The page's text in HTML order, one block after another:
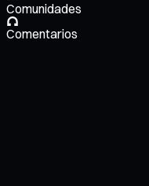
Comunidades
Comentarios